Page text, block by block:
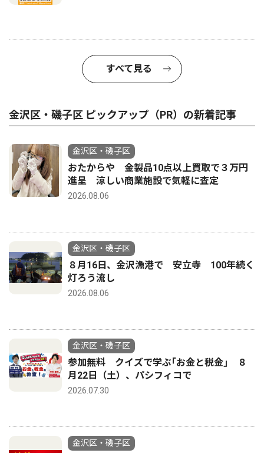
すべて見る
金沢区・磯子区 ピックアップ（PR）の新着記事
金沢区・磯子区
おたからや 金製品10点以上買取で３万円
進呈 涼しい商業施設で気軽に査定
2026.08.06
金沢区・磯子区
８月16日、金沢漁港で 安立寺 100年続く
灯ろう流し
2026.08.06
金沢区・磯子区
参加無料 クイズで学ぶ｢お金と税金｣ ８
月22日（土）、パシフィコで
2026.07.30
金沢区・磯子区